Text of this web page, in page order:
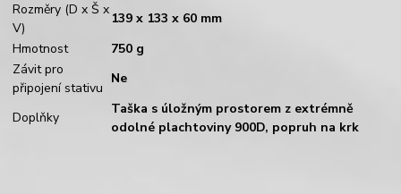
Rozměry (D x Š x
V)
139 x 133 x 60 mm
Hmotnost
750 g
Závit pro
připojení stativu
Ne
Doplňky
Taška s úložným prostorem z extrémně
odolné plachtoviny 900D, popruh na krk